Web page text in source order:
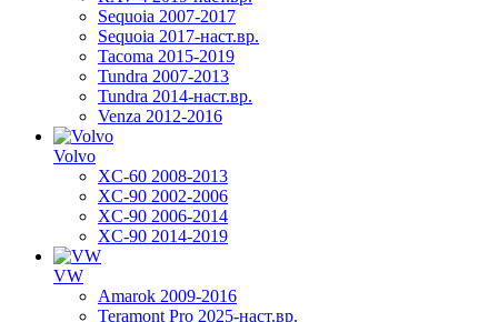
Sequoia 2007-2017
Sequoia 2017-наст.вр.
Tacoma 2015-2019
Tundra 2007-2013
Tundra 2014-наст.вр.
Venza 2012-2016
Volvo
XC-60 2008-2013
XC-90 2002-2006
XC-90 2006-2014
XC-90 2014-2019
VW
Amarok 2009-2016
Teramont Pro 2025-наст.вр.